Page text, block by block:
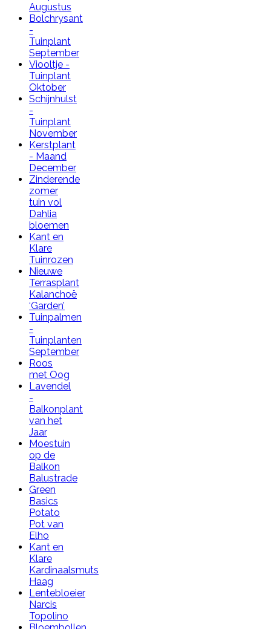
Augustus
Bolchrysant
-
Tuinplant
September
Viooltje -
Tuinplant
Oktober
Schijnhulst
-
Tuinplant
November
Kerstplant
- Maand
December
Zinderende
zomer
tuin vol
Dahlia
bloemen
Kant en
Klare
Tuinrozen
Nieuwe
Terrasplant
Kalanchoë
‘Garden’
Tuinpalmen
-
Tuinplanten
September
Roos
met Oog
Lavendel
-
Balkonplant
van het
Jaar
Moestuin
op de
Balkon
Balustrade
Green
Basics
Potato
Pot van
Elho
Kant en
Klare
Kardinaalsmuts
Haag
Lentebloeier
Narcis
Topolino